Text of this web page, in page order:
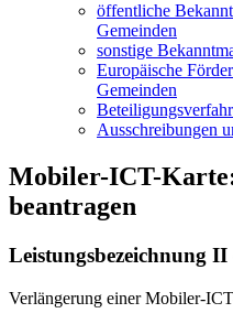
öffentliche
Gemeinden
sonstige
Europäische
Gemeinden
Ausschreibungen
Mobiler-ICT-
beantragen
Leistungsbezeichnung
Verlängerung einer Mobiler-